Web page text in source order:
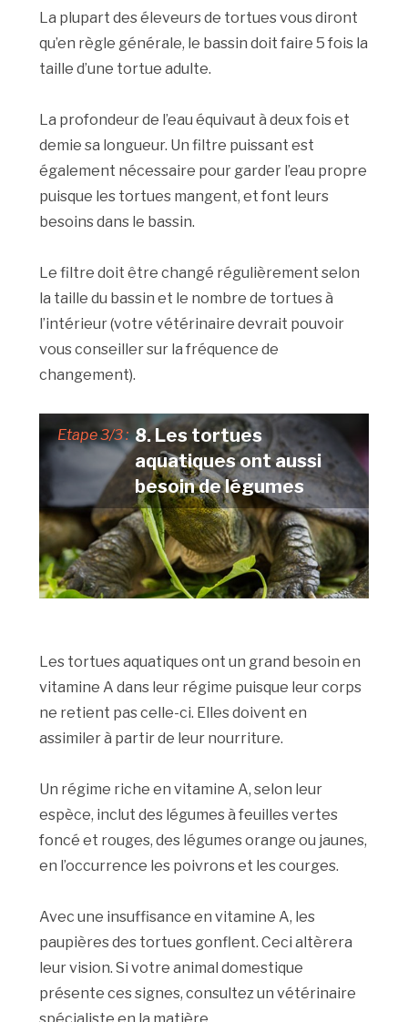
La plupart des éleveurs de tortues vous diront
qu’en règle générale, le bassin doit faire 5 fois la
taille d’une tortue adulte.
La profondeur de l’eau équivaut à deux fois et
demie sa longueur. Un filtre puissant est
également nécessaire pour garder l’eau propre
puisque les tortues mangent, et font leurs
besoins dans le bassin.
Le filtre doit être changé régulièrement selon
la taille du bassin et le nombre de tortues à
l’intérieur (votre vétérinaire devrait pouvoir
vous conseiller sur la fréquence de
changement).
Etape 3/3 : 8. Les tortues
aquatiques ont aussi
besoin de légumes
Les tortues aquatiques ont un grand besoin en
vitamine A dans leur régime puisque leur corps
ne retient pas celle-ci. Elles doivent en
assimiler à partir de leur nourriture.
Un régime riche en vitamine A, selon leur
espèce, inclut des légumes à feuilles vertes
foncé et rouges, des légumes orange ou jaunes,
en l’occurrence les poivrons et les courges.
Avec une insuffisance en vitamine A, les
paupières des tortues gonflent. Ceci altèrera
leur vision. Si votre animal domestique
présente ces signes, consultez un vétérinaire